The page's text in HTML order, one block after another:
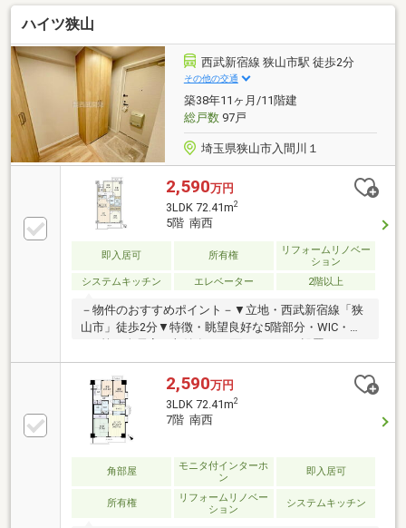
ハイツ狭山
西武新宿線 狭山市駅 徒歩2分
その他の交通
築38年11ヶ月/11階建
総戸数97戸
埼玉県狭山市入間川１
2,590万円
3LDK 72.41m2
5階 南西
即入居可 所有権
リフォームリノベー
ション
システムキッチン
エレベーター 2階以上
－物件のおすすめポイント－▼立地・西武新宿線「狭
山市」徒歩2分▼特徴・眺望良好な5階部分・WIC・
FCL等、全居室に収納有・両面バルコニー設置・エレ
ベーター停止階・即引渡し可能(残金精算後)▼設備・
宅配ボックス▼2026年4月室内リフォーム済【交換】
システムキッチン、UB、トイレ、洗面化粧台【貼替】
床材【その他】配管更新、ハウスクリーニング▼周辺
環境・ベルク狭山入間川店 徒歩3分(約180m)・入間川
小学校跡地公園 徒歩3分(約220m)■ ご希望の住まい探
しをお手伝いします ━━━━━・・・物件の詳細・ご
相談はお気軽にお問い合わせください。
2,590万円
3LDK 72.41m2
7階 南西
角部屋
モニタ付インターホ
ン
即入居可
所有権
リフォームリノベー
ション
システムキッチン